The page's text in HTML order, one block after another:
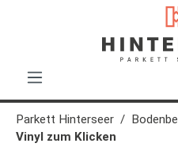
Parkett Hinterseer
Vinyl zum Klicken